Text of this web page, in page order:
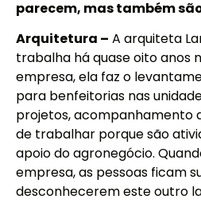
parecem, mas também
Arquitetura – A arquiteta
trabalha há quase oito anos
empresa, ela faz o
para benfeitorias nas
projetos, acompanhamento
de trabalhar porque são
apoio do agronegócio.
empresa, as pessoas ficam
desconhecerem este outro